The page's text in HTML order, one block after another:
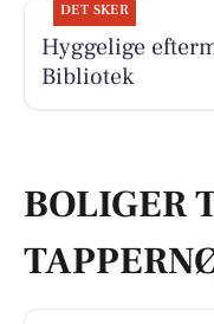
DET SKER
Hyggelige
Bibliotek
BOLIGER